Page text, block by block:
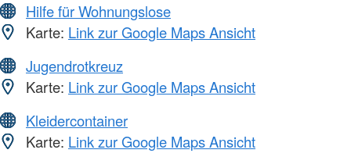
Hilfe für Wohnungslose
Karte: Link zur Google Maps Ansicht
Jugendrotkreuz
Karte: Link zur Google Maps Ansicht
Kleidercontainer
Karte: Link zur Google Maps Ansicht